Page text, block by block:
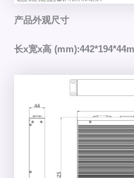
产品外观尺寸
长x宽x高